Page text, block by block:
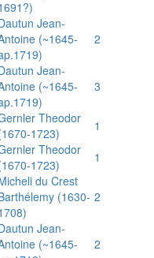
Jean-
(~1645-
2
Jean-
(~1645-
3
Theodor
1723)
1
Theodor
1723)
1
du Crest
(1630- 2
Jean-
(~1645-
2